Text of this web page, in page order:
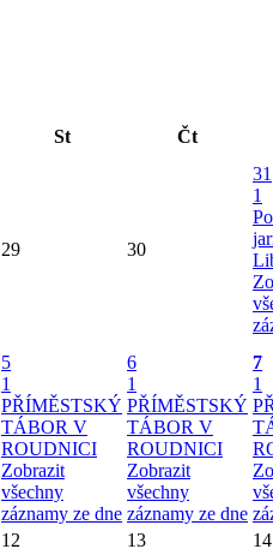
St Čt
29 30
31
1
5
1
PŘÍMĚSTSKÝ
TÁBOR V
ROUDNICI
Zobrazit
všechny
záznamy ze dne
6
1
PŘÍMĚSTSKÝ
TÁBOR V
ROUDNICI
Zobrazit
všechny
záznamy ze dne
7
1
12 13 14